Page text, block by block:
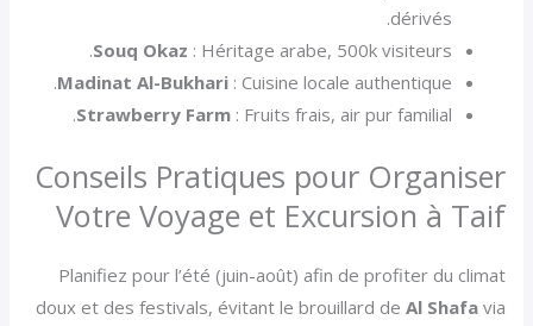
dérivés.
Souq Okaz : Héritage arabe, 500k visiteurs.
Madinat Al-Bukhari: Cuisine locale authentique.
Strawberry Farm: Fruits frais, air pur familial.
Conseils Pratiques pour Organiser
Votre Voyage et Excursion à Taif
Planifiez pour l’été (juin-août) afin de profiter du climat
doux et des festivals, évitant le brouillard de Al Shafavia